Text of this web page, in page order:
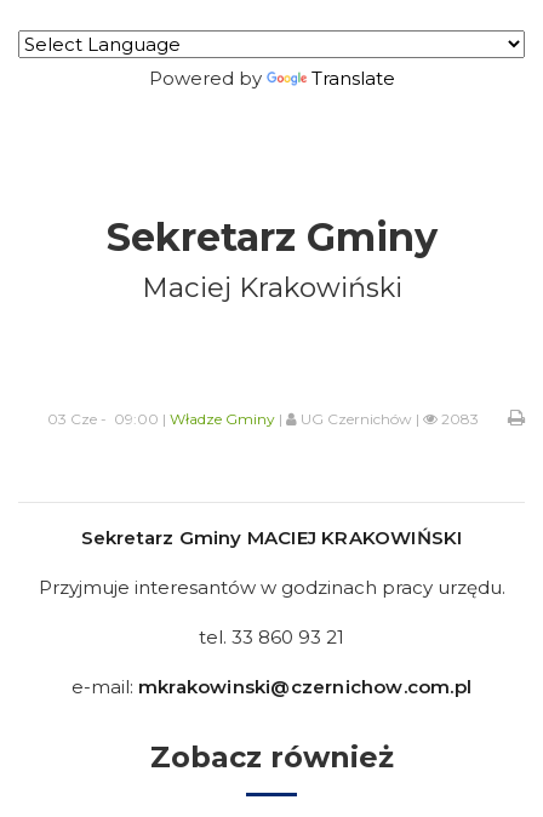
Powered by Translate
Sekretarz Gminy
Maciej Krakowiński
03 Cze - 09:00 | Władze Gminy | UG Czernichów | 2083
Sekretarz Gminy MACIEJ KRAKOWIŃSKI
Przyjmuje interesantów w godzinach pracy urzędu.
tel. 33 860 93 21
e-mail: mkrakowinski@czernichow.com.pl
Zobacz również